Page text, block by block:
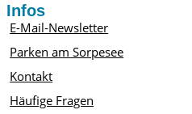
Infos
E-Mail-Newsletter
Parken am Sorpesee
Kontakt
Häufige Fragen